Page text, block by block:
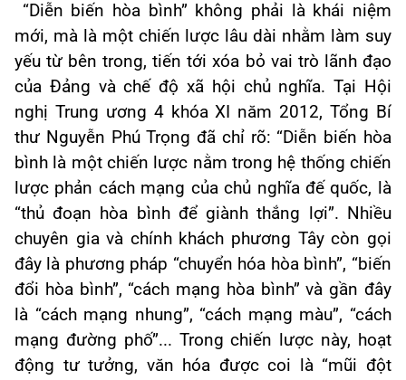
“Diễn biến hòa bình” không phải là khái niệm
mới, mà là một chiến lược lâu dài nhằm làm suy
yếu từ bên trong, tiến tới xóa bỏ vai trò lãnh đạo
của Đảng và chế độ xã hội chủ nghĩa. Tại Hội
nghị Trung ương 4 khóa XI năm 2012, Tổng Bí
thư Nguyễn Phú Trọng đã chỉ rõ: “Diễn biến hòa
bình là một chiến lược nằm trong hệ thống chiến
lược phản cách mạng của chủ nghĩa đế quốc, là
“thủ đoạn hòa bình để giành thắng lợi”. Nhiều
chuyên gia và chính khách phương Tây còn gọi
đây là phương pháp “chuyển hóa hòa bình”, “biến
đổi hòa bình”, “cách mạng hòa bình” và gần đây
là “cách mạng nhung”, “cách mạng màu”, “cách
mạng đường phố”... Trong chiến lược này, hoạt
động tư tưởng, văn hóa được coi là “mũi đột